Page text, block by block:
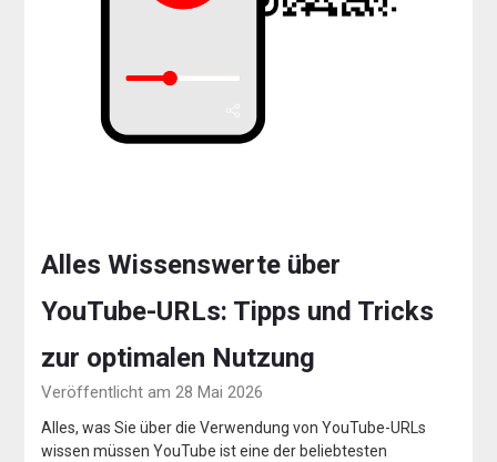
Alles Wissenswerte über
YouTube-URLs: Tipps und Tricks
zur optimalen Nutzung
Veröffentlicht am 28 Mai 2026
Alles, was Sie über die Verwendung von YouTube-URLs
wissen müssen YouTube ist eine der beliebtesten